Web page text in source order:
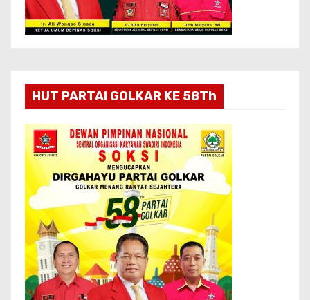
HUT PARTAI GOLKAR KE 58Th